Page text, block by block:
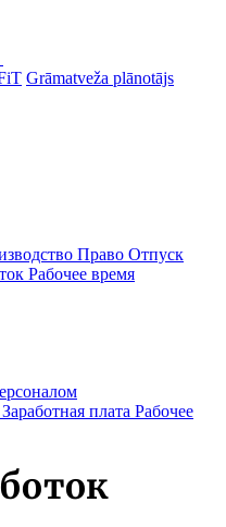
Grāmatveža plānotājs
Право Отпуск
Рабочее время
Заработная плата Рабочее